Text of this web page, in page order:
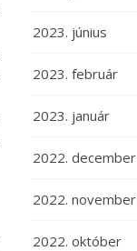
2023. június
2023. február
2023. január
2022. december
2022. november
2022. október